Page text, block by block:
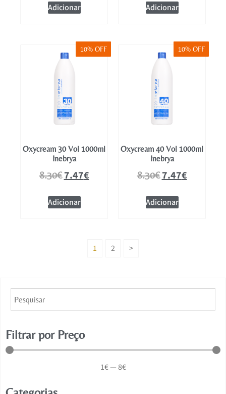
Adicionar Adicionar
10% OFF
Oxycream 30 Vol 1000ml
Inebrya
8.30€7.47€
Adicionar
10% OFF
Oxycream 40 Vol 1000ml
Inebrya
8.30€7.47€
Adicionar
1 2 >
Filtrar por Preço
1€—8€